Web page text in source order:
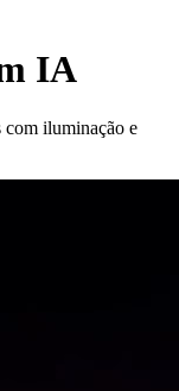
IA
com iluminação e